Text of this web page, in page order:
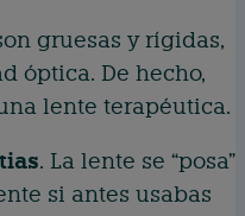
gruesas y rígidas,
óptica. De hecho,
lente terapéutica.
. La lente se “posa”
si antes usabas